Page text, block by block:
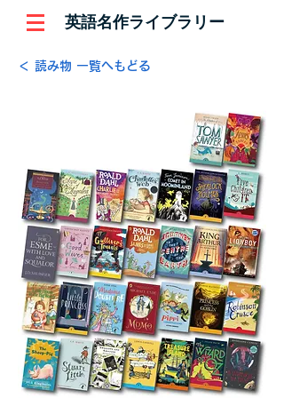
英語名作ライブラリー
＜ 読み物 一覧へもどる